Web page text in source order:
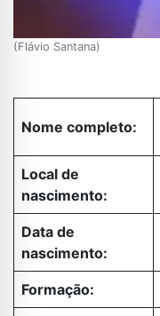
(Flávio Santana)
Nome completo:
Local de
nascimento:
Data de
nascimento:
Formação: